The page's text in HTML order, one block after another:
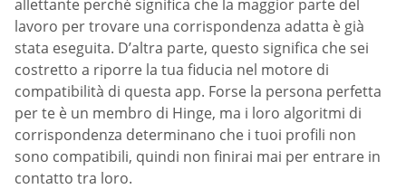
allettante perché significa che la maggior parte del
lavoro per trovare una corrispondenza adatta è già
stata eseguita. D’altra parte, questo significa che sei
costretto a riporre la tua fiducia nel motore di
compatibilità di questa app. Forse la persona perfetta
per te è un membro di Hinge, ma i loro algoritmi di
corrispondenza determinano che i tuoi profili non
sono compatibili, quindi non finirai mai per entrare in
contatto tra loro.